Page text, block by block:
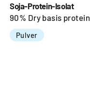
Soja-Protein-Isolat
90% Dry basis protein
Pulver